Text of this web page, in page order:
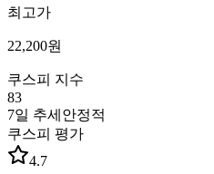
최고가
22,200원
쿠스피 지수
83
7일 추세 안정적
쿠스피 평가
4.7